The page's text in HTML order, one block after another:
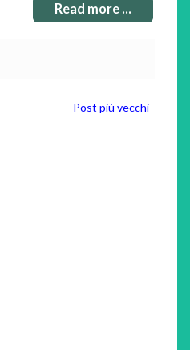
Read more ...
Post più vecchi